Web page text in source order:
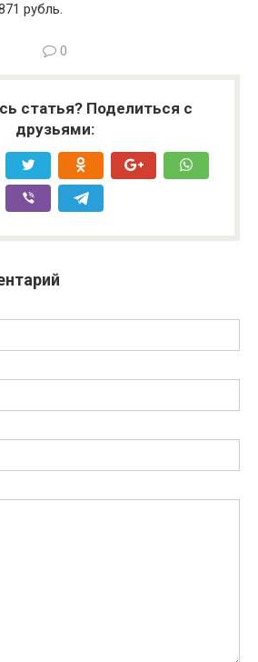
рубль.
0
статья? Поделиться с
друзьями: